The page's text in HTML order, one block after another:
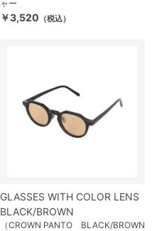
ャー
￥3,520 （税込）
GLASSES WITH COLOR LENS
BLACK/BROWN
（CROWN PANTO BLACK/BROWN